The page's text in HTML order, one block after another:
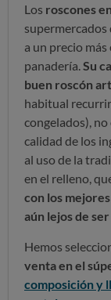
Los roscones
supermercados
a un precio
panadería. Su
buen roscón
habitual
congelados),
calidad de los
al uso de la
en el relleno,
con los
aún lejos de
Hemos
venta en el
composición y